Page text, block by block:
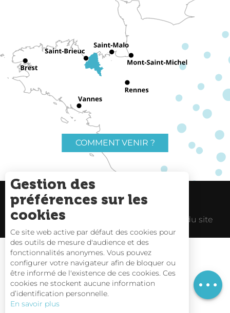
Description
COMMENT VENIR ?
Charte du voyageur Liens utiles
Espace Pro Plan du site
Carte interactive
Gestion des
préférences sur les
cookies
Ce site web active par défaut des cookies pour
des outils de mesure d'audience et des
fonctionnalités anonymes. Vous pouvez
configurer votre navigateur afin de bloquer ou
être informé de l'existence de ces cookies. Ces
cookies ne stockent aucune information
d’identification personnelle.
En savoir plus